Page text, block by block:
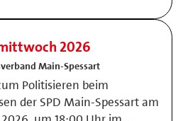
2026
Main-Spessart
Politisieren beim
der SPD Main-Spessart am